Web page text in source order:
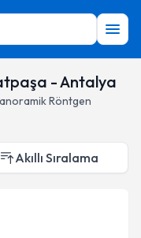
- Antalya
Röntgen
Akıllı Sıralama